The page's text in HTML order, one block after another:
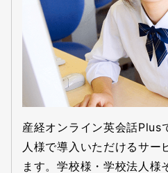
産経オンライン英会話Plus
人様で導入いただけるサー
ます。学校様・学校法人様